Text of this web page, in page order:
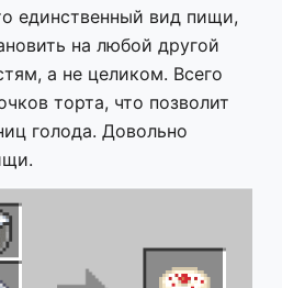
единственный вид пищи,
на любой другой
а не целиком. Всего
торта, что позволит
голода. Довольно